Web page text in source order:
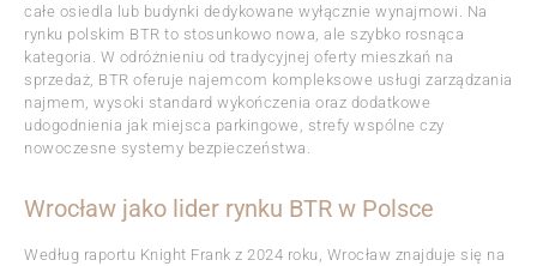
całe osiedla lub budynki dedykowane wyłącznie wynajmowi. Na
rynku polskim BTR to stosunkowo nowa, ale szybko rosnąca
kategoria. W odróżnieniu od tradycyjnej oferty mieszkań na
sprzedaż, BTR oferuje najemcom kompleksowe usługi zarządzania
najmem, wysoki standard wykończenia oraz dodatkowe
udogodnienia jak miejsca parkingowe, strefy wspólne czy
nowoczesne systemy bezpieczeństwa.
Wrocław jako lider rynku BTR w Polsce
Według raportu Knight Frank z 2024 roku, Wrocław znajduje się na